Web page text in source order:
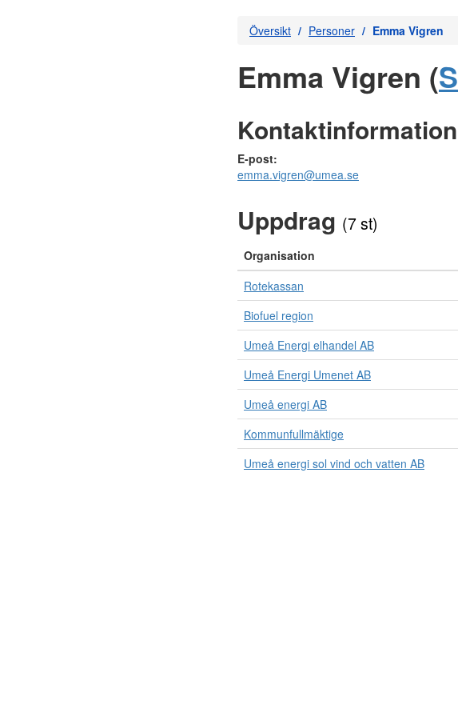
Översikt Personer Emma Vigren
Emma Vigren (S
Kontaktinformation
E-post:
emma.vigren@umea.se
Uppdrag (7 st)
Organisation
Rotekassan
Biofuel region
Umeå Energi elhandel AB
Umeå Energi Umenet AB
Umeå energi AB
Kommunfullmäktige
Umeå energi sol vind och vatten AB